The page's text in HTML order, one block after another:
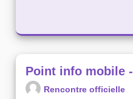
Point info mobile
Rencontre officielle